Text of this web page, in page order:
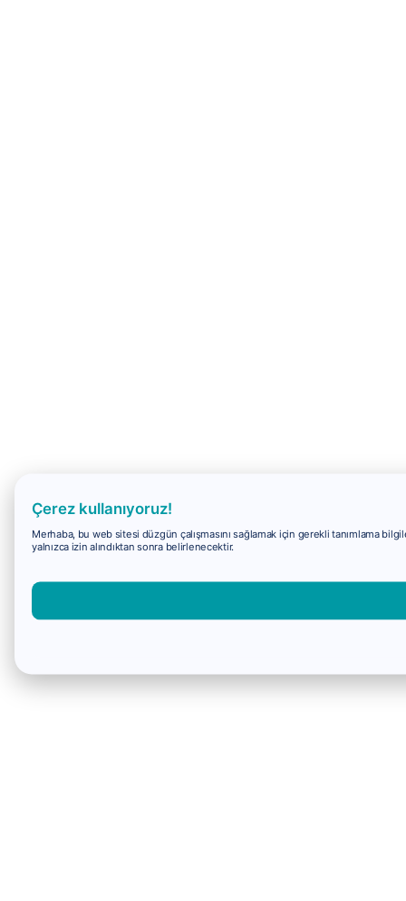
Çerez kullanıyoruz!
Merhaba, bu web sitesi düzgün çalışmasını sağlamak için gerekli tanımlama
yalnızca izin alındıktan sonra belirlenecektir.